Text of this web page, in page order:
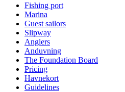
Fishing port
Marina
Guest sailors
Slipway
Anglers
Anduvning
The Foundation Board
Pricing
Havnekort
Guidelines